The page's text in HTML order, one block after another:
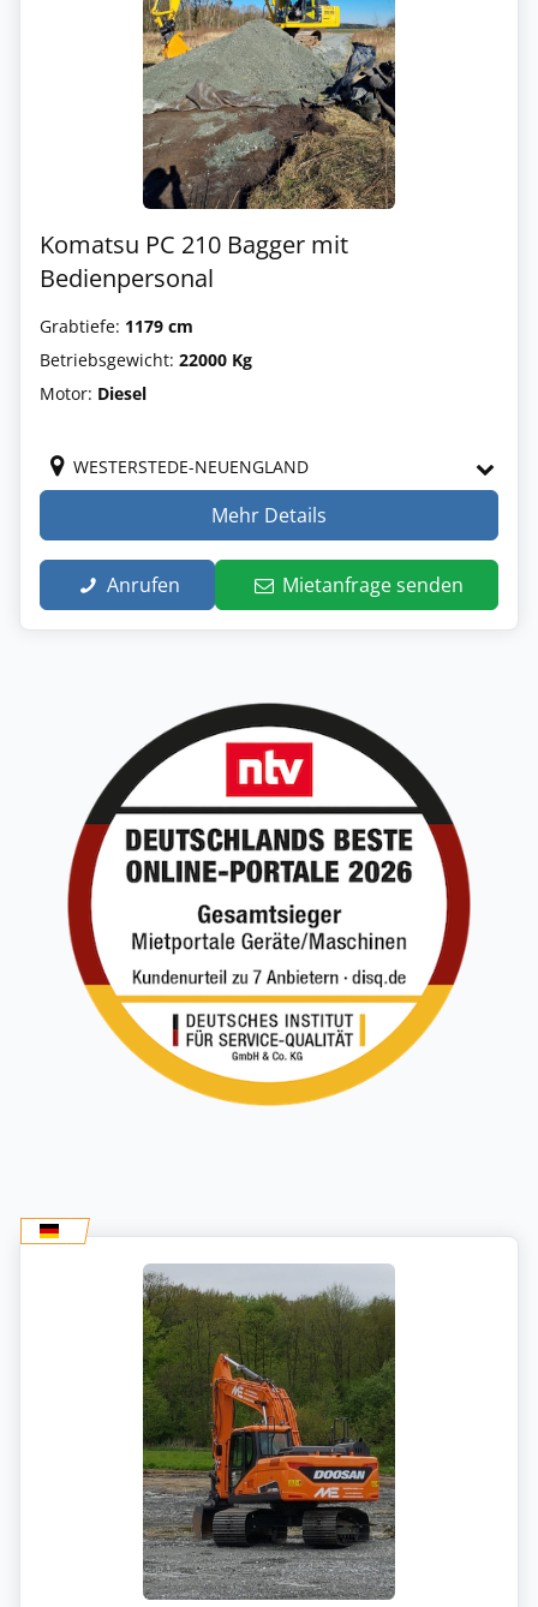
Komatsu PC 210 Bagger mit
Bedienpersonal
Grabtiefe: 1179 cm
Betriebsgewicht: 22000 Kg
Motor: Diesel
WESTERSTEDE-NEUENGLAND
Mehr Details
Anrufen Mietanfrage senden